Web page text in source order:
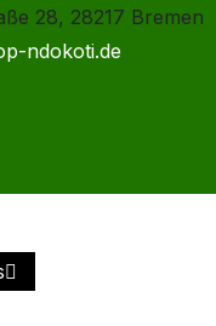
28, 28217 Bremen
ndokoti.de